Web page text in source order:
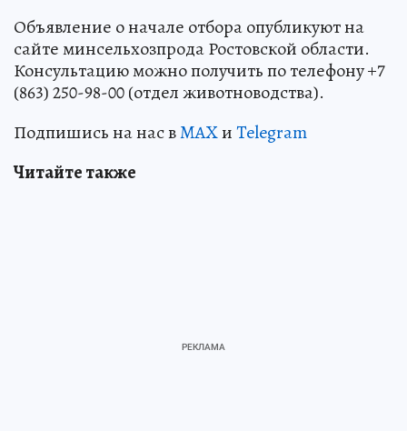
Объявление о начале отбора опубликуют на
сайте минсельхозпрода Ростовской области.
Консультацию можно получить по телефону +7
(863) 250-98-00 (отдел животноводства).
Подпишись на нас вMAXиTelegram
Читайте также